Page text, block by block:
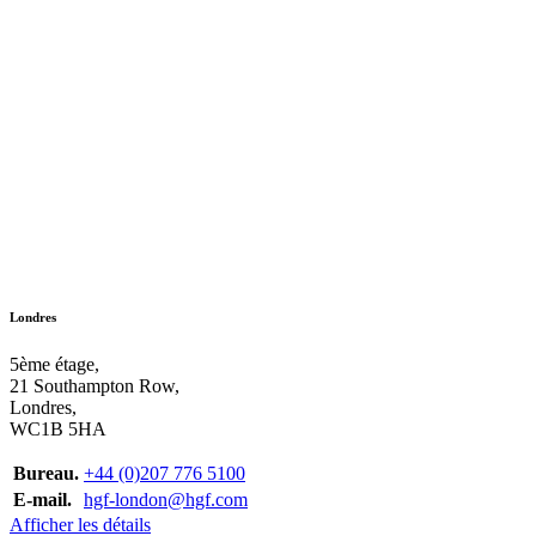
Londres
5ème étage,
21 Southampton Row,
Londres,
WC1B 5HA
Bureau. +44 (0)207 776 5100
E-mail. hgf-london@hgf.com
Afficher les détails